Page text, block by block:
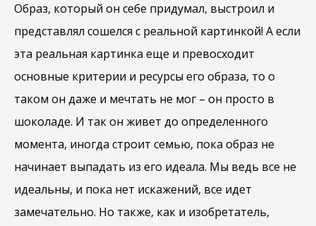
Образ, который он себе придумал, выстроил и
представлял сошелся с реальной картинкой! А если
эта реальная картинка еще и превосходит
основные критерии и ресурсы его образа, то о
таком он даже и мечтать не мог – он просто в
шоколаде. И так он живет до определенного
момента, иногда строит семью, пока образ не
начинает выпадать из его идеала. Мы ведь все не
идеальны, и пока нет искажений, все идет
замечательно. Но также, как и изобретатель,